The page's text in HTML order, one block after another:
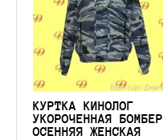
КУРТКА КИНОЛОГ
УКОРОЧЕННАЯ БОМБЕР
ОСЕННЯЯ ЖЕНСКАЯ